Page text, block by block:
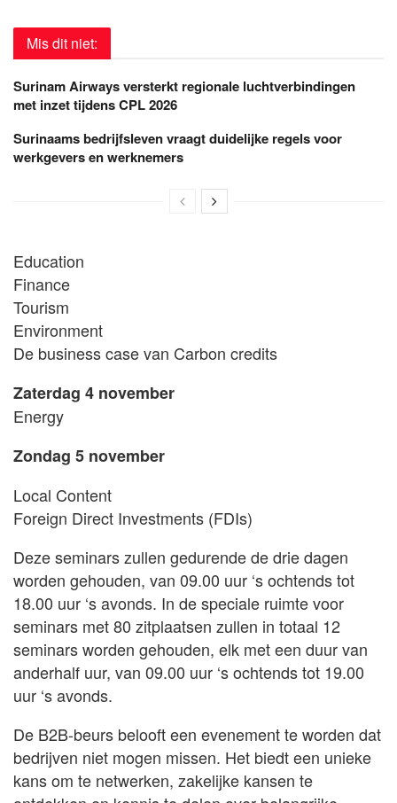
Mis dit niet:
Surinam Airways versterkt regionale luchtverbindingen
met inzet tijdens CPL 2026
Surinaams bedrijfsleven vraagt duidelijke regels voor
werkgevers en werknemers
Education
Finance
Tourism
Environment
De business case van Carbon credits
Zaterdag 4 november
Energy
Zondag 5 november
Local Content
Foreign Direct Investments (FDIs)
Deze seminars zullen gedurende de drie dagen
worden gehouden, van 09.00 uur ‘s ochtends tot
18.00 uur ‘s avonds. In de speciale ruimte voor
seminars met 80 zitplaatsen zullen in totaal 12
seminars worden gehouden, elk met een duur van
anderhalf uur, van 09.00 uur ‘s ochtends tot 19.00
uur ‘s avonds.
De B2B-beurs belooft een evenement te worden dat
bedrijven niet mogen missen. Het biedt een unieke
kans om te netwerken, zakelijke kansen te